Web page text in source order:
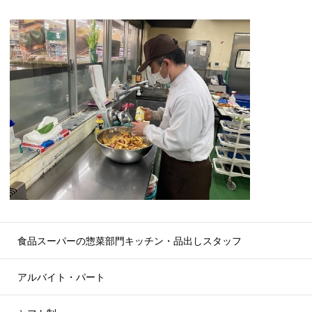
食品スーパーの惣菜部門キッチン・品出しスタッフ
アルバイト・パート